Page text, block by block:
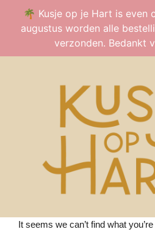
🌴 Kusje op je Hart is even
augustus worden alle
verzonden. Bedankt
It seems we can’t find what